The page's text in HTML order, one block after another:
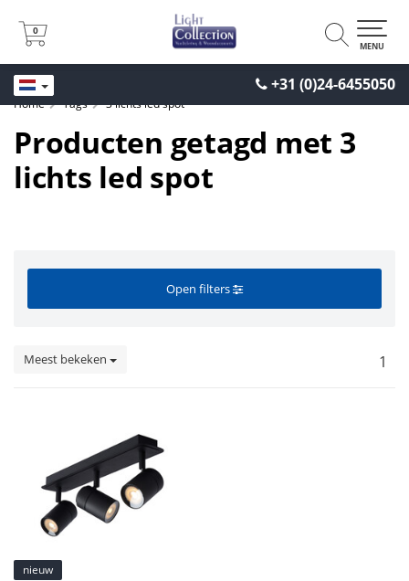
+31 (0)24-6455050
0
0
MENU
Home Tags 3 lichts led spot
Producten getagd met 3
lichts led spot
Open filters
Meest bekeken 1
nieuw